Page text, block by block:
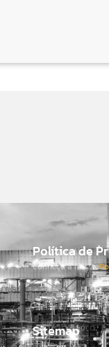
Política de
Conheça a nossa
Sitemap